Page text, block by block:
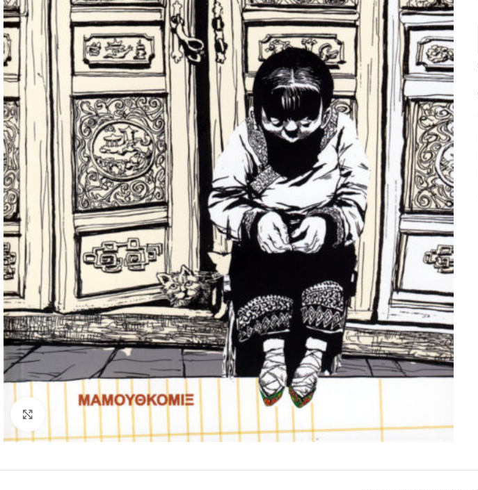
Κλικ για μεγέθυνση